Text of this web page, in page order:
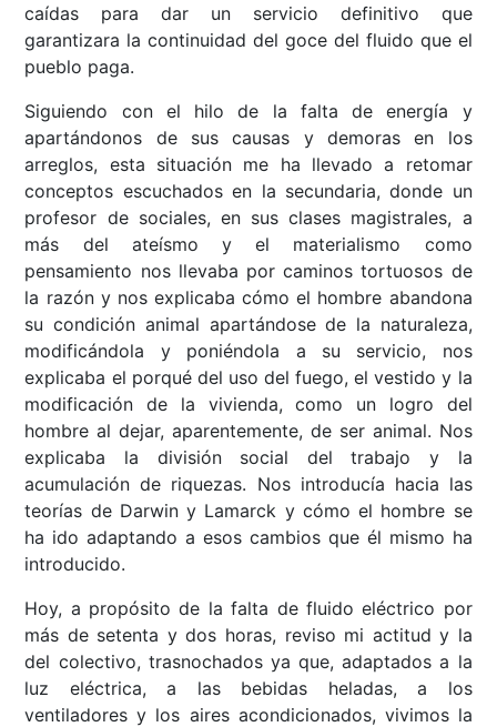
caídas para dar un servicio definitivo que
garantizara la continuidad del goce del fluido que el
pueblo paga.
Siguiendo con el hilo de la falta de energía y
apartándonos de sus causas y demoras en los
arreglos, esta situación me ha llevado a retomar
conceptos escuchados en la secundaria, donde un
profesor de sociales, en sus clases magistrales, a
más del ateísmo y el materialismo como
pensamiento nos llevaba por caminos tortuosos de
la razón y nos explicaba cómo el hombre abandona
su condición animal apartándose de la naturaleza,
modificándola y poniéndola a su servicio, nos
explicaba el porqué del uso del fuego, el vestido y la
modificación de la vivienda, como un logro del
hombre al dejar, aparentemente, de ser animal. Nos
explicaba la división social del trabajo y la
acumulación de riquezas. Nos introducía hacia las
teorías de Darwin y Lamarck y cómo el hombre se
ha ido adaptando a esos cambios que él mismo ha
introducido.
Hoy, a propósito de la falta de fluido eléctrico por
más de setenta y dos horas, reviso mi actitud y la
del colectivo, trasnochados ya que, adaptados a la
luz eléctrica, a las bebidas heladas, a los
ventiladores y los aires acondicionados, vivimos la